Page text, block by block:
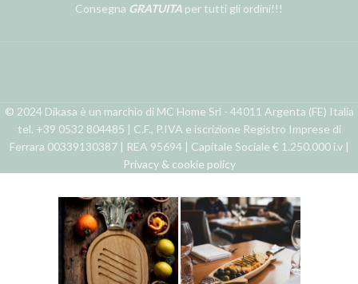
Consegna GRATUITA per tutti gli ordini!!!
© 2024 Dikasa è un marchio di MC Home Srl - 44011 Argenta (FE) Italia
tel. +39 0532 804485 | C.F., P.IVA e iscrizione Registro Imprese di
Ferrara 00339130387 | REA 95694 | Capitale Sociale € 1.250.000 i.v |
Privacy & cookie policy